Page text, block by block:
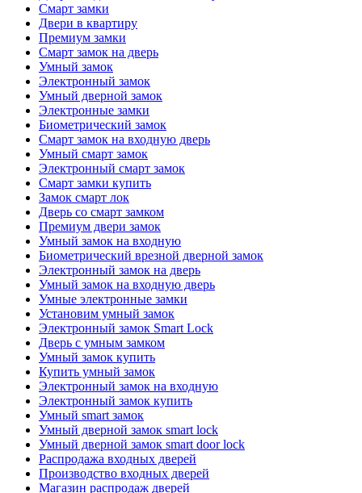
Смарт замки
Двери в квартиру
Премиум замки
Смарт замок на дверь
Умный замок
Электронный замок
Умный дверной замок
Электронные замки
Биометрический замок
Смарт замок на входную дверь
Умный смарт замок
Электронный смарт замок
Смарт замки купить
Замок смарт лок
Дверь со смарт замком
Премиум двери замок
Умный замок на входную
Биометрический врезной дверной замок
Электронный замок на дверь
Умный замок на входную дверь
Умные электронные замки
Установим умный замок
Электронный замок Smart Lock
Дверь с умным замком
Умный замок купить
Купить умный замок
Электронный замок на входную
Электронный замок купить
Умный smart замок
Умный дверной замок smart lock
Умный дверной замок smart door lock
Распродажа входных дверей
Производство входных дверей
Магазин распродаж дверей